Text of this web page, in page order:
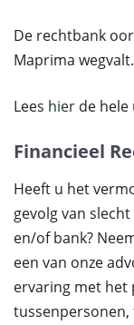
De rechtbank
Maprima wegvalt.
Lees hier de hele
Financieel
Heeft u het
gevolg van
en/of bank?
een van onze
ervaring met het
tussenpersonen,